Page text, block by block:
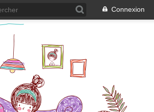
Connexion